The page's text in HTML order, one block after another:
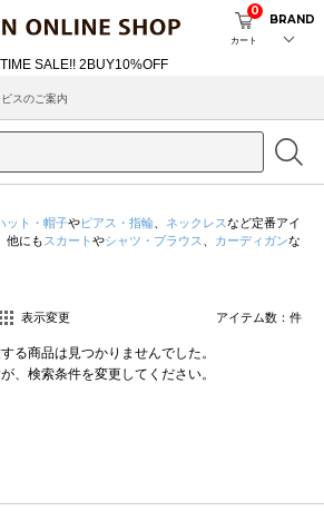
カート
0
BRAND
スのご案内
ット・帽子やピアス・指輪 ネックレスなど定番アイ
他にも スカート やシャツ・ブラウス カーディガンな
表示変更 アイテム数： 件
る商品は見つかりませんでした。
、検索条件を変更してください。